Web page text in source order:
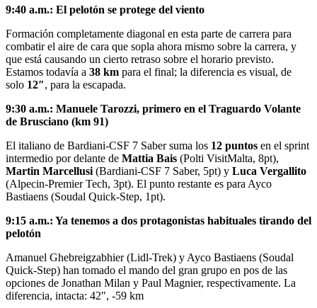
9:40 a.m.: El pelotón se protege del viento
Formación completamente diagonal en esta parte de carrera para
combatir el aire de cara que sopla ahora mismo sobre la carrera, y
que está causando un cierto retraso sobre el horario previsto.
Estamos todavía a 38 km para el final; la diferencia es visual, de
solo 12″, para la escapada.
9:30 a.m.: Manuele Tarozzi, primero en el Traguardo Volante
de Brusciano (km 91)
El italiano de Bardiani-CSF 7 Saber suma los 12 puntos en el sprint
intermedio por delante de Mattia Bais (Polti VisitMalta, 8pt),
Martin Marcellusi (Bardiani-CSF 7 Saber, 5pt) y Luca Vergallito
(Alpecin-Premier Tech, 3pt). El punto restante es para Ayco
Bastiaens (Soudal Quick-Step, 1pt).
9:15 a.m.: Ya tenemos a dos protagonistas habituales tirando del
pelotón
Amanuel Ghebreigzabhier (Lidl-Trek) y Ayco Bastiaens (Soudal
Quick-Step) han tomado el mando del gran grupo en pos de las
opciones de Jonathan Milan y Paul Magnier, respectivamente. La
diferencia, intacta: 42″, -59 km